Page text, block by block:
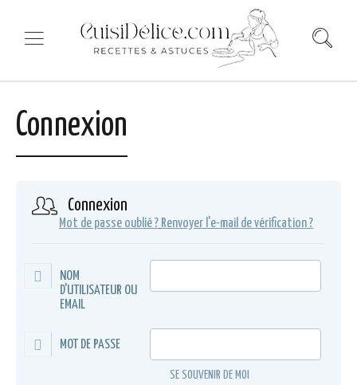
Connexion
Connexion
Mot de passe oublié ? Renvoyer l'e-mail de vérification ?
NOM
D'UTILISATEUR OU
EMAIL
MOT DE PASSE
SE SOUVENIR DE MOI